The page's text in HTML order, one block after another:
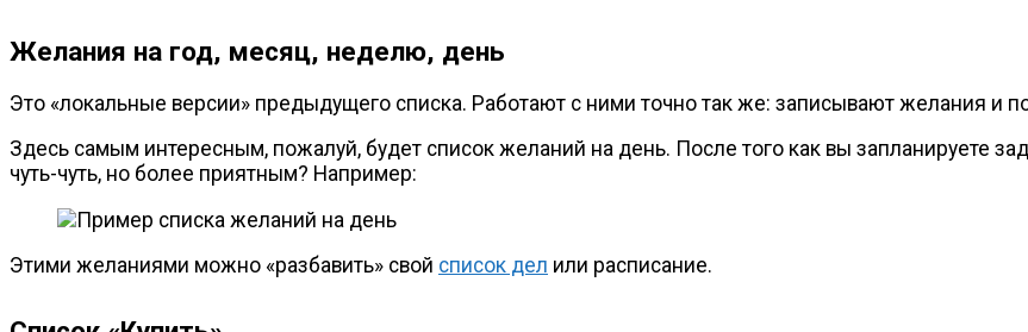
Желания на год, месяц, неделю, день
Это «локальные версии» предыдущего списка. Работают с ними точно так же: записывают желания и
Здесь самым интересным, пожалуй, будет список желаний на день. После того как вы запланируете
чуть-чуть, но более приятным? Например:
Этими желаниями можно «разбавить» свой список дел или расписание.